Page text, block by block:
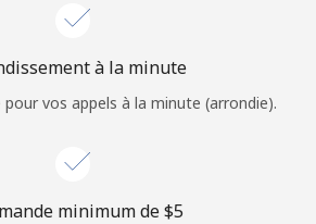
Login
à la minute
vos appels à la minute (arrondie).
minimum de ⁦$5⁩